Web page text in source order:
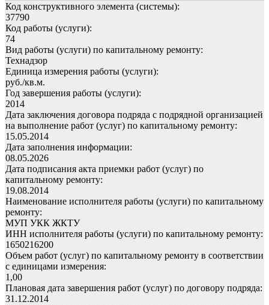
Код конструктивного элемента (системы):
37790
Код работы (услуги):
74
Вид работы (услуги) по капитальному ремонту:
Технадзор
Единица измерения работы (услуги):
руб./кв.м.
Год завершения работы (услуги):
2014
Дата заключения договора подряда с подрядной организацией
на выполнение работ (услуг) по капитальному ремонту:
15.05.2014
Дата заполнения информации:
08.05.2026
Дата подписания акта приемки работ (услуг) по
капитальному ремонту:
19.08.2014
Наименование исполнителя работы (услуги) по капитальному
ремонту:
МУП УКК ЖКТУ
ИНН исполнителя работы (услуги) по капитальному ремонту:
1650216200
Объем работ (услуг) по капитальному ремонту в соответствии
с единицами измерения:
1,00
Плановая дата завершения работ (услуг) по договору подряда:
31.12.2014